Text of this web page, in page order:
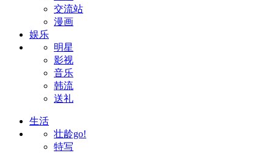
交流站
漫画
娱乐
明星
影视
音乐
韩流
送礼
生活
壮龄go!
特写